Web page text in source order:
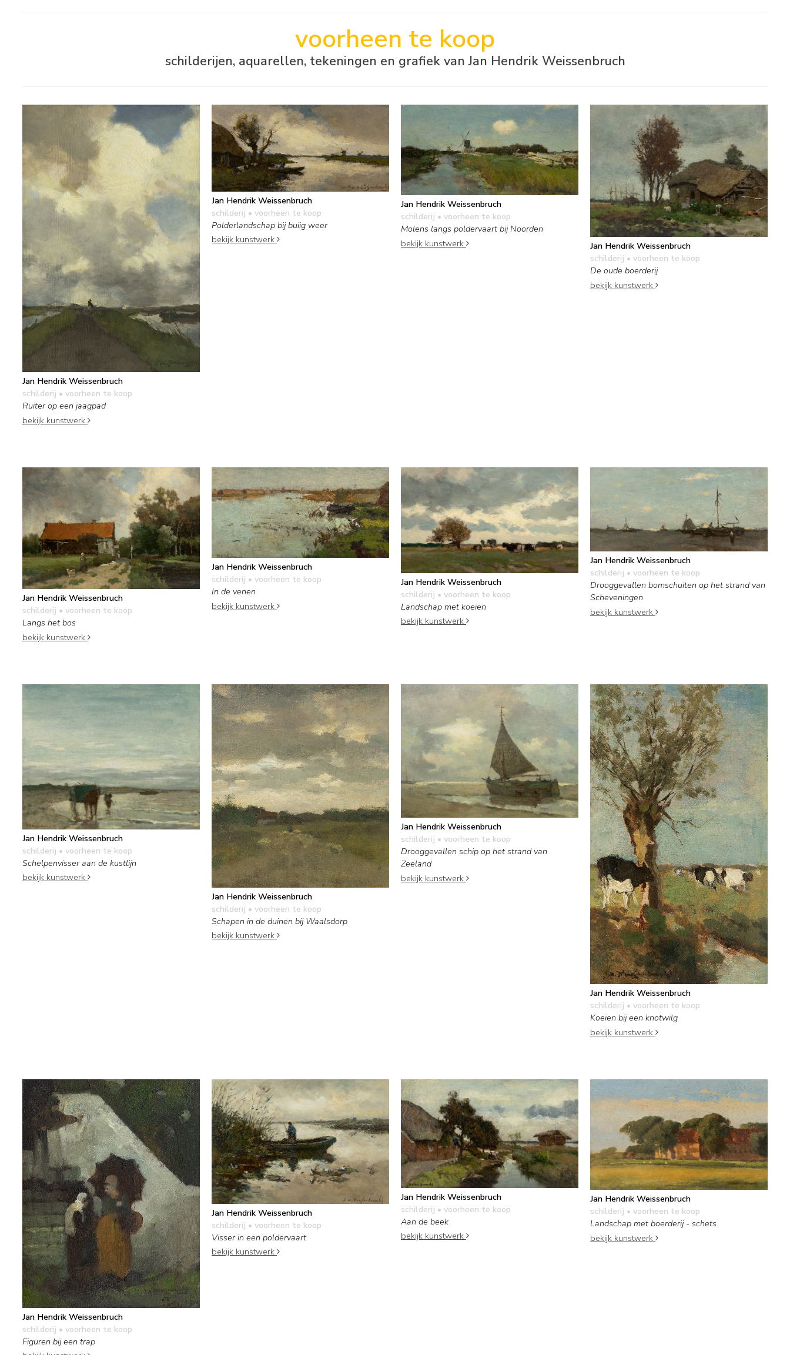
voorheen te koop
schilderijen, aquarellen, tekeningen en grafiek van Jan Hendrik Weissenbruch
Jan Hendrik Weissenbruch
schilderij • voorheen te koop
Ruiter op een jaagpad
bekijk kunstwerk
Jan Hendrik Weissenbruch
schilderij • voorheen te koop
Polderlandschap bij buiig weer
bekijk kunstwerk
Jan Hendrik Weissenbruch
schilderij • voorheen te koop
Molens langs poldervaart bij Noorden
bekijk kunstwerk
Jan Hendrik Weissenbruch
schilderij • voorheen te koop
De oude boerderij
bekijk kunstwerk
Jan Hendrik Weissenbruch
schilderij • voorheen te koop
Langs het bos
bekijk kunstwerk
Jan Hendrik Weissenbruch
schilderij • voorheen te koop
In de venen
bekijk kunstwerk
Jan Hendrik Weissenbruch
schilderij • voorheen te koop
Landschap met koeien
bekijk kunstwerk
Jan Hendrik Weissenbruch
schilderij • voorheen te koop
Drooggevallen bomschuiten op het strand van
Scheveningen
bekijk kunstwerk
Jan Hendrik Weissenbruch
schilderij • voorheen te koop
Schelpenvisser aan de kustlijn
bekijk kunstwerk
Jan Hendrik Weissenbruch
schilderij • voorheen te koop
Schapen in de duinen bij Waalsdorp
bekijk kunstwerk
Jan Hendrik Weissenbruch
schilderij • voorheen te koop
Drooggevallen schip op het strand van
Zeeland
bekijk kunstwerk
Jan Hendrik Weissenbruch
schilderij • voorheen te koop
Koeien bij een knotwilg
bekijk kunstwerk
Jan Hendrik Weissenbruch
schilderij • voorheen te koop
Figuren bij een trap
Jan Hendrik Weissenbruch
schilderij • voorheen te koop
Visser in een poldervaart
bekijk kunstwerk
Jan Hendrik Weissenbruch
schilderij • voorheen te koop
Aan de beek
bekijk kunstwerk
Jan Hendrik Weissenbruch
schilderij • voorheen te koop
Landschap met boerderij - schets
bekijk kunstwerk